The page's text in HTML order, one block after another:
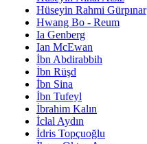
Hüseyin Rahmi Gürpınar
Hwang Bo - Reum
Ia Genberg
Ian McEwan
İbn Abdirabbih
İbn Rüşd
İbn Sina
İbn Tufeyl
İbrahim Kalın
İclal Aydın
İdris Topçuoğlu